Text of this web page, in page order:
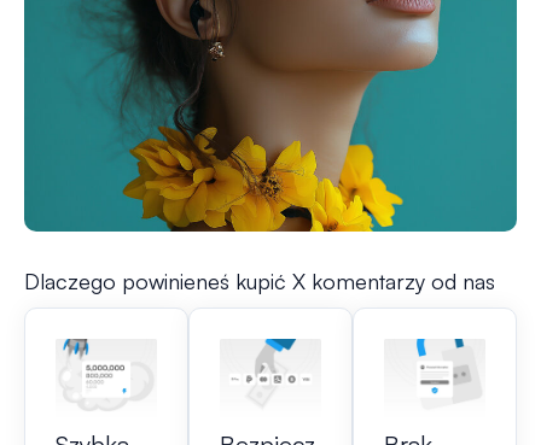
Dlaczego powinieneś kupić X komentarzy od nas